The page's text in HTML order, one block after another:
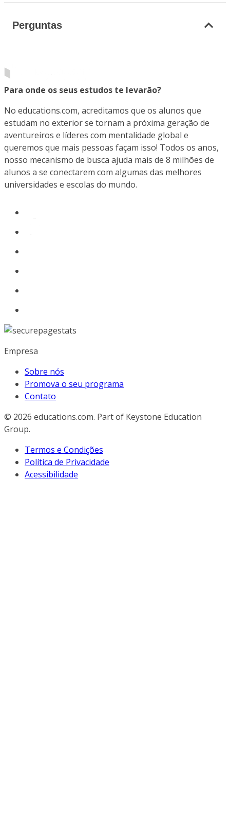
Perguntas
Para onde os seus estudos te levarão?
No educations.com, acreditamos que os alunos que
estudam no exterior se tornam a próxima geração de
aventureiros e líderes com mentalidade global e
queremos que mais pessoas façam isso! Todos os anos,
nosso mecanismo de busca ajuda mais de 8 milhões de
alunos a se conectarem com algumas das melhores
universidades e escolas do mundo.
Empresa
Sobre nós
Promova o seu programa
Contato
© 2026 educations.com. Part of Keystone Education
Group.
Termos e Condições
Política de Privacidade
Acessibilidade